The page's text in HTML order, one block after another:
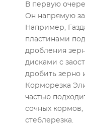
В первую
Он напрямую
Например,
пластинами
дробления
дисками с
дробить зерно
Корморезка
частью
сочных кормов,
стеблерезка.